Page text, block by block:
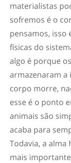
materialistas
sofremos é o
pensamos, isso
físicas do
algo é porque
armazenaram a
corpo morre,
esse é o ponto
animais são
acaba para
Todavia, a
mais